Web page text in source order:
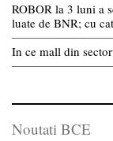
ROBOR la 3 luni a
luate de BNR; cu
In ce mall din
Noutati BCE